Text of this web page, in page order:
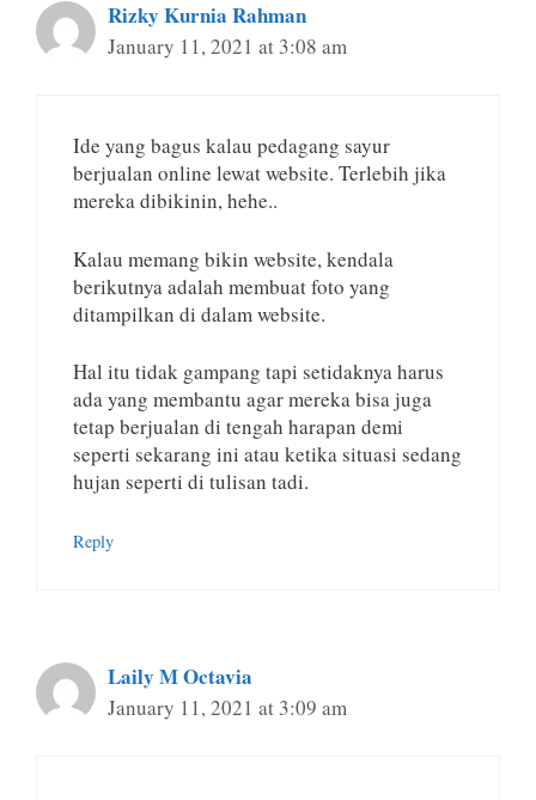
Rizky Kurnia Rahman
January 11, 2021 at 3:08 am
Ide yang bagus kalau pedagang sayur
berjualan online lewat website. Terlebih jika
mereka dibikinin, hehe..
Kalau memang bikin website, kendala
berikutnya adalah membuat foto yang
ditampilkan di dalam website.
Hal itu tidak gampang tapi setidaknya harus
ada yang membantu agar mereka bisa juga
tetap berjualan di tengah harapan demi
seperti sekarang ini atau ketika situasi sedang
hujan seperti di tulisan tadi.
Reply
Laily M Octavia
January 11, 2021 at 3:09 am